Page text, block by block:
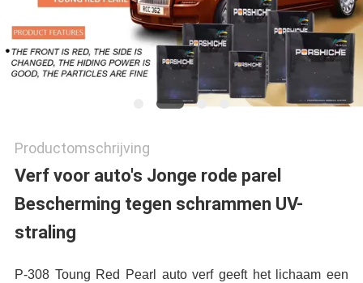
Productomschrijving
Verf voor auto's Jonge rode parel
Bescherming tegen schrammen UV-
straling
P-308 Toung Red Pearl auto verf geeft het lichaam een